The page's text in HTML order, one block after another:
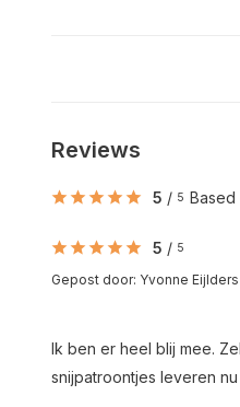
Reviews
5 / 5 Based
5 / 5
Gepost door: Yvonne Eijlders
Ik ben er heel blij mee.
snijpatroontjes leveren